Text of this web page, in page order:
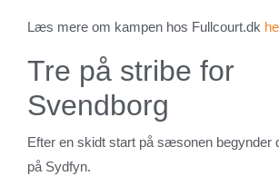
Læs mere om kampen hos Fullcourt.dk
Tre på stribe for
Svendborg
Efter en skidt start på sæsonen begynder
på Sydfyn.